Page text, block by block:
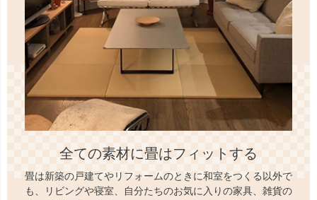
全ての素材に畳はフィットする
畳は新築の戸建てやリフォームのときに和室をつくる以外で
も、リビングや寝室、自分たちのお気に入りの家具、雑貨の